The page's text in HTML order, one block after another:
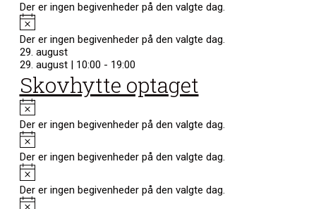
Der er ingen begivenheder på den valgte dag.
Notice
Der er ingen begivenheder på den valgte dag.
29. august
29. august | 10:00 - 19:00
Skovhytte optaget
Notice
Der er ingen begivenheder på den valgte dag.
Notice
Der er ingen begivenheder på den valgte dag.
Notice
Der er ingen begivenheder på den valgte dag.
Notice